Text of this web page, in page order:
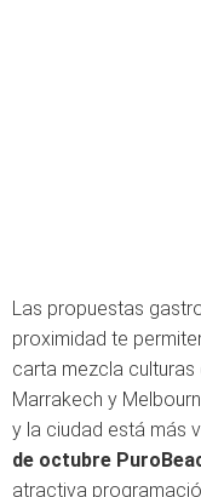
Las propuestas
proximidad te
carta mezcla culturas
Marrakech y
y la ciudad está más
de octubre
atractiva